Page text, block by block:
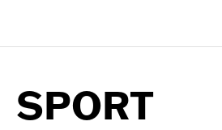
SPORT